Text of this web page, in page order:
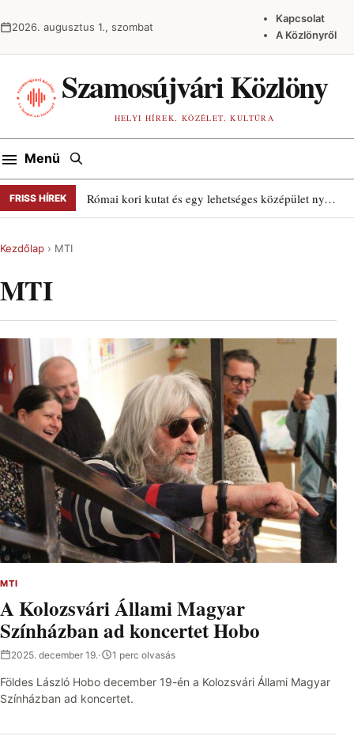
2026. augusztus 1., szombat
Kapcsolat
A Közlönyről
Szamosújvári Közlöny
HELYI HÍREK, KÖZÉLET, KULTÚRA
Menü Keresés
FRISS HÍREK Római kori kutat és egy lehetséges középület nyomait találták Szamosújváron
Kezdőlap › MTI
MTI
MTI
A Kolozsvári Állami Magyar
Színházban ad koncertet Hobo
2025. december 19.· 1 perc olvasás
Földes László Hobo december 19-én a Kolozsvári Állami Magyar
Színházban ad koncertet.